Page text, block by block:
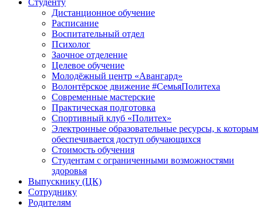
Студенту
Дистанционное обучение
Расписание
Воспитательный отдел
Психолог
Заочное отделение
Целевое обучение
Молодёжный центр «Авангард»
Волонтёрское движение #СемьяПолитеха
Современные мастерские
Практическая подготовка
Спортивный клуб «Политех»
Электронные образовательные ресурсы, к которым
обеспечивается доступ обучающихся
Стоимость обучения
Студентам с ограниченными возможностями
здоровья
Выпускнику (ЦК)
Сотруднику
Родителям